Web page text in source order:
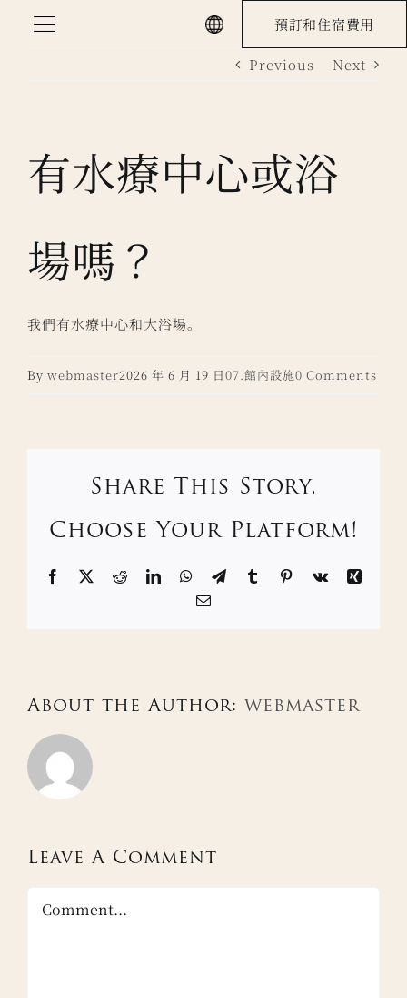
預訂和住宿費用
Previous Next
有水療中心或浴
場嗎？
我們有水療中心和大浴場。
By webmaster2026 年 6 月 19 日07.館內設施0 Comments
Share This Story,
Choose Your Platform!
Facebook RedditLinkedInWhatsApp
Telegram
TumblrPinterest
Vk
Xing
Email
About the Author: webmaster
Leave A Comment